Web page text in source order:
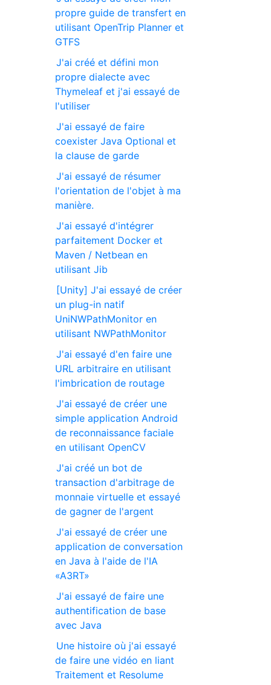
propre guide de transfert en
utilisant OpenTrip Planner et
GTFS
J'ai créé et défini mon
propre dialecte avec
Thymeleaf et j'ai essayé de
l'utiliser
J'ai essayé de faire
coexister Java Optional et
la clause de garde
J'ai essayé de résumer
l'orientation de l'objet à ma
manière.
J'ai essayé d'intégrer
parfaitement Docker et
Maven / Netbean en
utilisant Jib
[Unity] J'ai essayé de créer
un plug-in natif
UniNWPathMonitor en
utilisant NWPathMonitor
J'ai essayé d'en faire une
URL arbitraire en utilisant
l'imbrication de routage
J'ai essayé de créer une
simple application Android
de reconnaissance faciale
en utilisant OpenCV
J'ai créé un bot de
transaction d'arbitrage de
monnaie virtuelle et essayé
de gagner de l'argent
J'ai essayé de créer une
application de conversation
en Java à l'aide de l'IA
«A3RT»
J'ai essayé de faire une
authentification de base
avec Java
Une histoire où j'ai essayé
de faire une vidéo en liant
Traitement et Resolume